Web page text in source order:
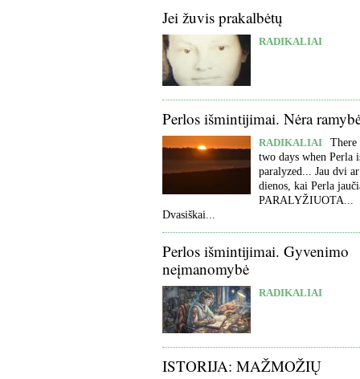
Jei žuvis prakalbėtų
RADIKALIAI
Perlos išmintijimai. Nėra
RADIKALIAI
There
two days when Perla
paralyzed... Jau dvi
dienos, kai Perla
PARALYŽIUOTA...
Dvasiškai...
Perlos išmintijimai. Gyvenimo
neįmanomybė
RADIKALIAI
ISTORIJA: MAŽMOŽIŲ